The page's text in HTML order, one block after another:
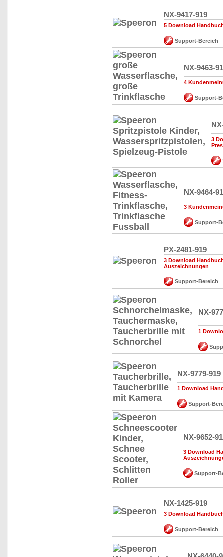
NX-9417-919
5 Download
Support-Bereich
NX-9463-
4
Support-
3
NX-9464-
3
Support-
PX-2481-919
3 Download
Auszeichnungen
Support-Bereich
NX-
1
NX-9779-919
1 Download
Support-
NX-9652-
3 Download
Support-
NX-1425-919
3 Download
Support-Bereich